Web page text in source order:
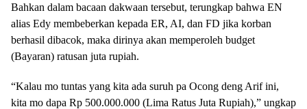
Bahkan dalam bacaan dakwaan tersebut, terungkap bahwa EN
alias Edy membeberkan kepada ER, AI, dan FD jika korban
berhasil dibacok, maka dirinya akan memperoleh budget
(Bayaran) ratusan juta rupiah.
“Kalau mo tuntas yang kita ada suruh pa Ocong deng Arif ini,
kita mo dapa Rp 500.000.000 (Lima Ratus Juta Rupiah),” ungkap